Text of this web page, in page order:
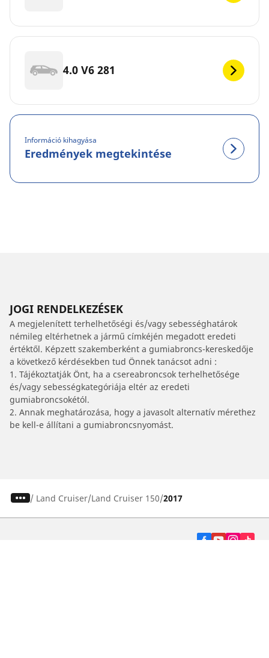
4.0 V6 281
Információ kihagyása
Eredmények megtekintése
JOGI RENDELKEZÉSEK
A megjelenített terhelhetőségi és/vagy sebességhatárok
némileg eltérhetnek a jármű címkéjén megadott eredeti
értéktől. Képzett szakemberként a gumiabroncs-kereskedője
a következő kérdésekben tud Önnek tanácsot adni :
1. Tájékoztatják Önt, ha a csereabroncsok terhelhetősége
és/vagy sebességkategóriája eltér az eredeti
gumiabroncsokétól.
2. Annak meghatározása, hogy a javasolt alternatív mérethez
be kell-e állítani a gumiabroncsnyomást.
/ Land Cruiser Land Cruiser 150 2017